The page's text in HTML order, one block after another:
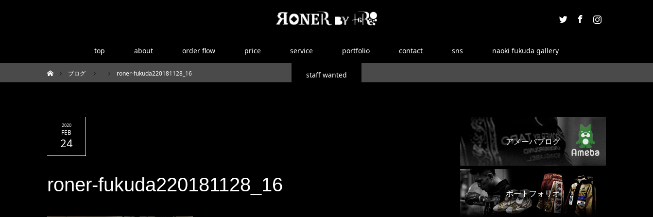
top about order flow price service portfolio contact sns naoki fukuda gallery
staff wanted
ホームブログ roner-fukuda220181128_16
2020
FEB
24
roner-fukuda220181128_16
アメーバブログ
ポートフォリオ